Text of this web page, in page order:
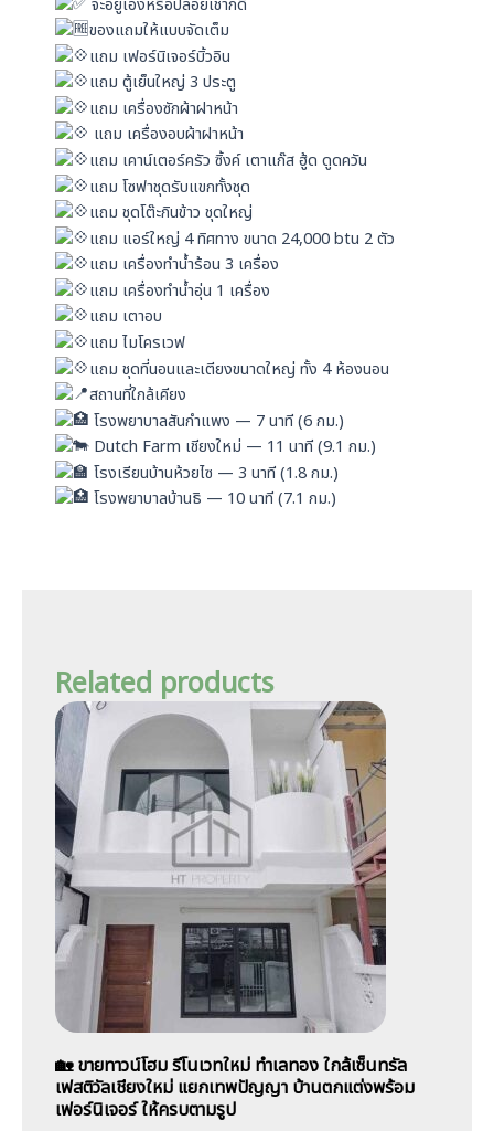
ของแถมให้แบบจัดเต็ม
แถม เฟอร์นิเจอร์บิ้วอิน
แถม ตู้เย็นใหญ่ 3 ประตู
แถม เครื่องซักผ้าฝาหน้า
แถม เครื่องอบผ้าฝาหน้า
แถม เคาน์เตอร์ครัว ซิ้งค์ เตาแก๊ส ฮู้ด ดูดควัน
แถม โซฟาชุดรับแขกทั้งชุด
แถม ชุดโต๊ะกินข้าว ชุดใหญ่
แถม แอร์ใหญ่ 4 ทิศทาง ขนาด 24,000 btu 2 ตัว
แถม เครื่องทำน้ำร้อน 3 เครื่อง
แถม เครื่องทำน้ำอุ่น 1 เครื่อง
แถม เตาอบ
แถม ไมโครเวฟ
แถม ชุดที่นอนและเตียงขนาดใหญ่ ทั้ง 4 ห้องนอน
สถานที่ใกล้เคียง
โรงพยาบาลสันกำแพง — 7 นาที (6 กม.)
Dutch Farm เชียงใหม่ — 11 นาที (9.1 กม.)
โรงเรียนบ้านห้วยไซ — 3 นาที (1.8 กม.)
โรงพยาบาลบ้านธิ — 10 นาที (7.1 กม.)
Related products
🏡 ขายทาวน์โฮม รีโนเวทใหม่ ทำเลทอง ใกล้เซ็นทรัล
เฟสติวัลเชียงใหม่ แยกเทพปัญญา บ้านตกแต่งพร้อม
เฟอร์นิเจอร์ ให้ครบตามรูป